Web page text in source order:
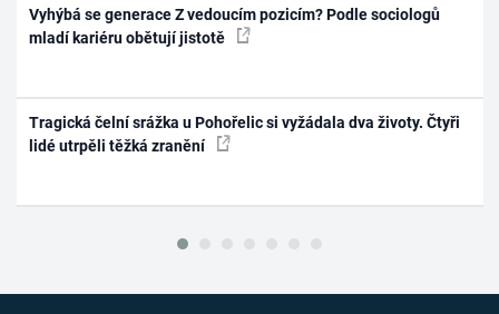
Vyhýbá se generace Z vedoucím pozicím? Podle sociologů
mladí kariéru obětují jistotě
Tragická čelní srážka u Pohořelic si vyžádala dva životy. Čtyři
lidé utrpěli těžká zranění